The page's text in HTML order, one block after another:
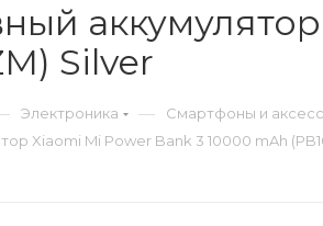
Silver
Электроника — Смартфоны и
Xiaomi Mi Power Bank 3 10000 mAh